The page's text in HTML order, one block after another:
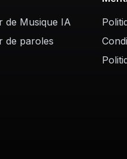
de Musique IA
de paroles